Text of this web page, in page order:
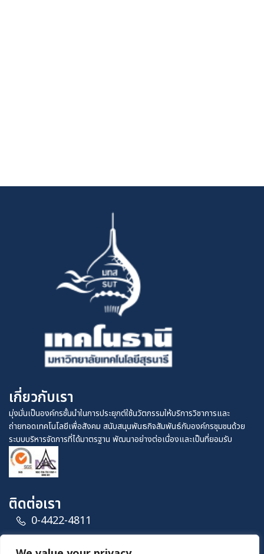
เกี่ยวกับเรา
มุ่งมั่นเป็นองค์กรชั้นนำในการประยุกต์ใช้นวัตกรรมให้บริการวิชาการและ
ถ่ายทอดเทคโนโลยีเพื่อสังคม สนับสนุนพันธกิจสัมพันธ์กับองค์กรชุมชนด้วย
ระบบบริหารจัดการที่ได้มาตรฐาน พัฒนาอย่างต่อเนื่องและเป็นที่ยอมรับ
ติดต่อเรา
0-4422-4811